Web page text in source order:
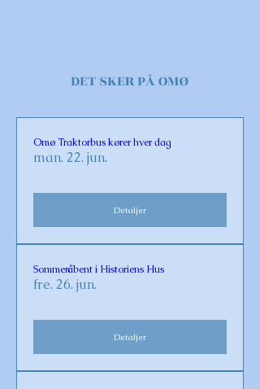
DET SKER PÅ OMØ
Omø Traktorbus kører hver dag
man. 22. jun.
Detaljer
Sommeråbent i Historiens Hus
fre. 26. jun.
Detaljer